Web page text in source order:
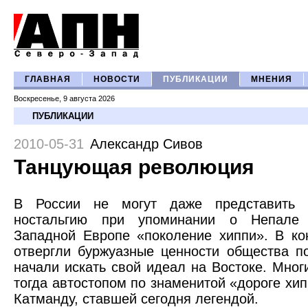
ГЛАВНАЯ НОВОСТИ ПУБЛИКАЦИИ МНЕНИЯ
Воскресенье, 9 августа 2026
ПУБЛИКАЦИИ
2010-05-31 Александр Сивов
Танцующая революция
В России не могут даже представить
ностальгию при упоминании о
Западной Европе «поколение хиппи». В
отвергли буржуазные ценности общества
начали искать свой идеал на Востоке.
тогда автостопом по знаменитой «дороге
Катманду, ставшей сегодня легендой.